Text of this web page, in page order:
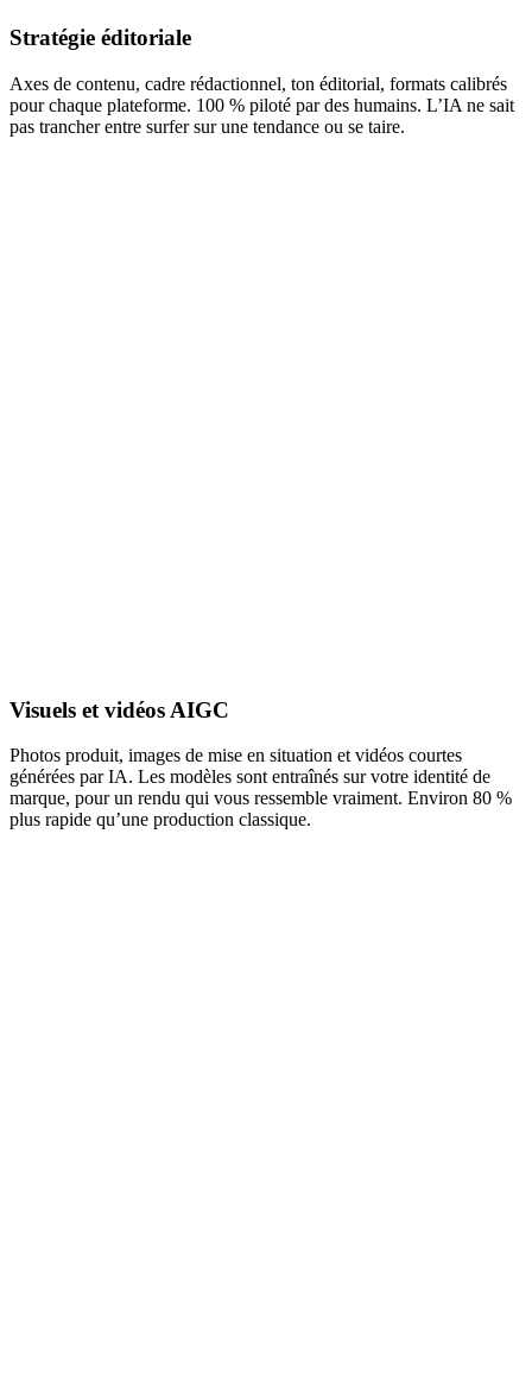
Stratégie éditoriale
Axes de contenu, cadre rédactionnel, ton éditorial, formats calibrés
pour chaque plateforme. 100 % piloté par des humains. L’IA ne sait
pas trancher entre surfer sur une tendance ou se taire.
Visuels et vidéos AIGC
Photos produit, images de mise en situation et vidéos courtes
générées par IA. Les modèles sont entraînés sur votre identité de
marque, pour un rendu qui vous ressemble vraiment. Environ 80 %
plus rapide qu’une production classique.